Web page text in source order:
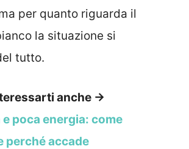
per quanto riguarda il
la situazione si
tutto.
anche →
poca energia: come
perché accade